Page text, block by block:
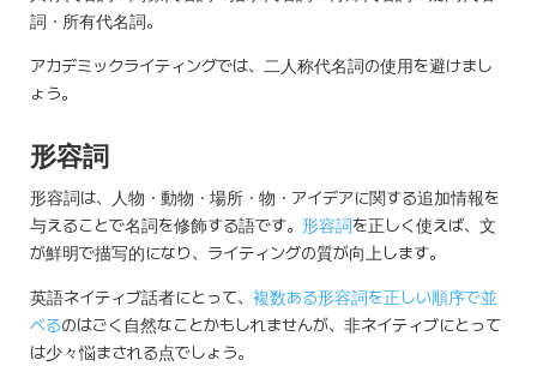
詞・所有代名詞。
アカデミックライティングでは、二人称代名詞の使用を避けまし
ょう。
形容詞
形容詞は、人物・動物・場所・物・アイデアに関する追加情報を
与えることで名詞を修飾する語です。 形容詞を正しく使えば、文
が鮮明で描写的になり、ライティングの質が向上します。
英語ネイティブ話者にとって、 複数ある形容詞を正しい順序で並
べるのはごく自然なことかもしれませんが、非ネイティブにとって
は少々悩まされる点でしょう。